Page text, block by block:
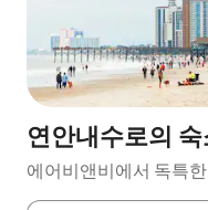
연안내수로의
에어비앤비에서 독특